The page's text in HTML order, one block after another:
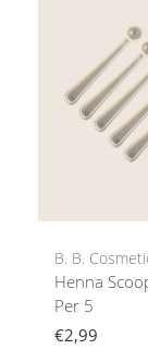
B. B.
Henna
Per 5
€2,99